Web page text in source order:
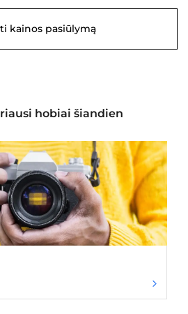
kainos pasiūlymą
hobiai šiandien